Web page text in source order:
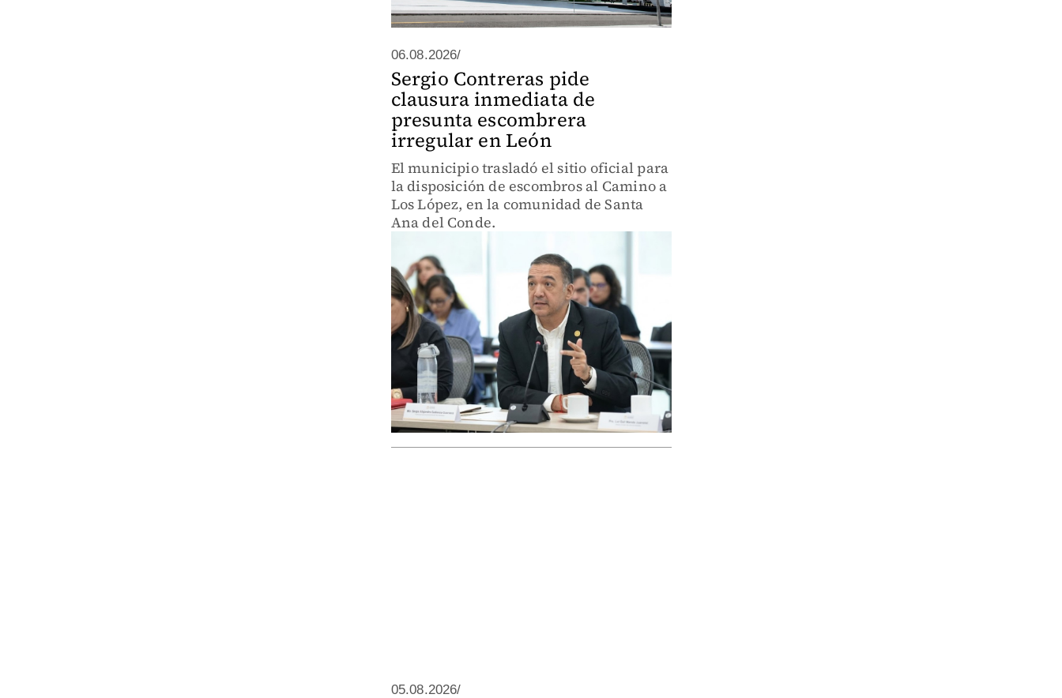
06.08.2026/
Sergio Contreras pide
clausura inmediata de
presunta escombrera
irregular en León
El municipio trasladó el sitio oficial para
la disposición de escombros al Camino a
Los López, en la comunidad de Santa
Ana del Conde.
05.08.2026/